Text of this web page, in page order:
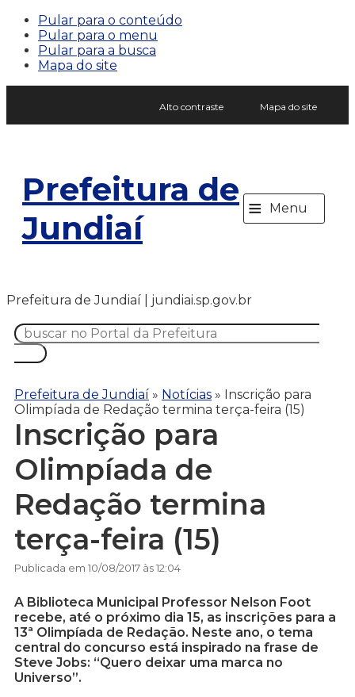
Pular para o conteúdo
Pular para o menu
Pular para a busca
Mapa do site
Alto contraste Mapa do site
Prefeitura de
Jundiaí
≡ Menu
Prefeitura de Jundiaí | jundiai.sp.gov.br
Prefeitura de Jundiaí » Notícias » Inscrição para
Olimpíada de Redação termina terça-feira (15)
Inscrição para
Olimpíada de
Redação termina
terça-feira (15)
Publicada em 10/08/2017 às 12:04
A Biblioteca Municipal Professor Nelson Foot
recebe, até o próximo dia 15, as inscrições para a
13ª Olimpíada de Redação. Neste ano, o tema
central do concurso está inspirado na frase de
Steve Jobs: “Quero deixar uma marca no
Universo”.